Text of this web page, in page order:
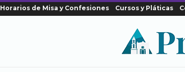
Horarios de Misa y Confesiones Cursos y Pláticas